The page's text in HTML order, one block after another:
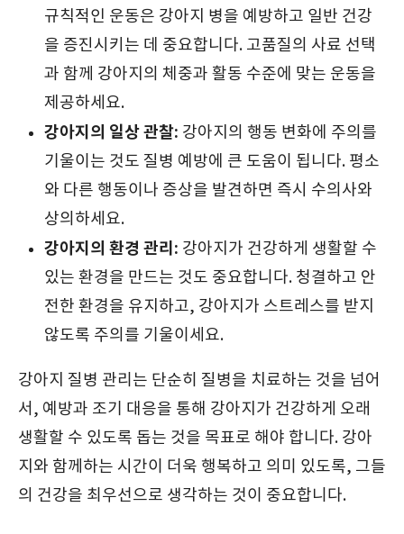
규칙적인 운동은 강아지 병을 예방하고 일반 건강
을 증진시키는 데 중요합니다. 고품질의 사료 선택
과 함께 강아지의 체중과 활동 수준에 맞는 운동을
제공하세요.
강아지의 일상 관찰: 강아지의 행동 변화에 주의를
기울이는 것도 질병 예방에 큰 도움이 됩니다. 평소
와 다른 행동이나 증상을 발견하면 즉시 수의사와
상의하세요.
강아지의 환경 관리: 강아지가 건강하게 생활할 수
있는 환경을 만드는 것도 중요합니다. 청결하고 안
전한 환경을 유지하고, 강아지가 스트레스를 받지
않도록 주의를 기울이세요.
강아지 질병 관리는 단순히 질병을 치료하는 것을 넘어
서, 예방과 조기 대응을 통해 강아지가 건강하게 오래
생활할 수 있도록 돕는 것을 목표로 해야 합니다. 강아
지와 함께하는 시간이 더욱 행복하고 의미 있도록, 그들
의 건강을 최우선으로 생각하는 것이 중요합니다.